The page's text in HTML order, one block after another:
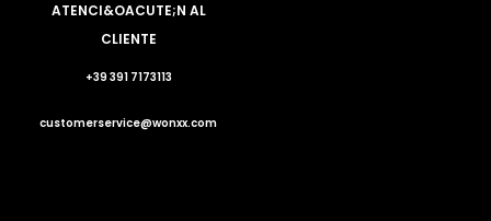
ATENCI&OACUTE;N AL
CLIENTE
+39 391 7173113
customerservice@wonxx.com